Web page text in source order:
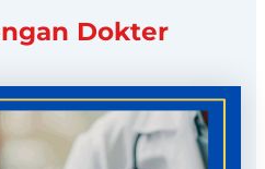
Dokter